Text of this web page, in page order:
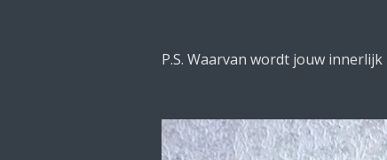
P.S. Waarvan wordt jouw innerlijk